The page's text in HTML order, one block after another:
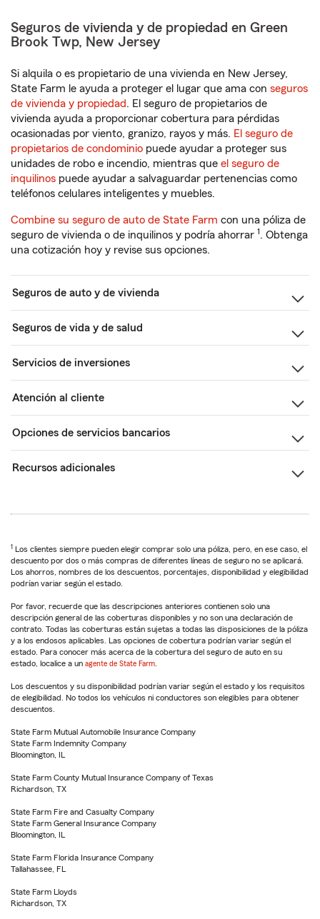
Seguros de vivienda y de propiedad en Green
Brook Twp, New Jersey
Si alquila o es propietario de una vivienda en New Jersey,
State Farm le ayuda a proteger el lugar que ama con seguros
de vivienda y propiedad. El seguro de propietarios de
vivienda ayuda a proporcionar cobertura para pérdidas
ocasionadas por viento, granizo, rayos y más. El seguro de
propietarios de condominio puede ayudar a proteger sus
unidades de robo e incendio, mientras que el seguro de
inquilinos puede ayudar a salvaguardar pertenencias como
teléfonos celulares inteligentes y muebles.
Combine su seguro de auto de State Farm con una póliza de
seguro de vivienda o de inquilinos y podría ahorrar 1. Obtenga
una cotización hoy y revise sus opciones.
Seguros de auto y de vivienda
Seguros de vida y de salud
Servicios de inversiones
Atención al cliente
Opciones de servicios bancarios
Recursos adicionales
1 Los clientes siempre pueden elegir comprar solo una póliza, pero, en ese caso, el
descuento por dos o más compras de diferentes líneas de seguro no se aplicará.
Los ahorros, nombres de los descuentos, porcentajes, disponibilidad y elegibilidad
podrían variar según el estado.
Por favor, recuerde que las descripciones anteriores contienen solo una
descripción general de las coberturas disponibles y no son una declaración de
contrato. Todas las coberturas están sujetas a todas las disposiciones de la póliza
y a los endosos aplicables. Las opciones de cobertura podrían variar según el
estado. Para conocer más acerca de la cobertura del seguro de auto en su
estado, localice a un agente de State Farm
Los descuentos y su disponibilidad podrían variar según el estado y los requisitos
de elegibilidad. No todos los vehículos ni conductores son elegibles para obtener
descuentos.
State Farm Mutual Automobile Insurance Company
State Farm Indemnity Company
Bloomington, IL
State Farm County Mutual Insurance Company of Texas
Richardson, TX
State Farm Fire and Casualty Company
State Farm General Insurance Company
Bloomington, IL
State Farm Florida Insurance Company
Tallahassee, FL
State Farm Lloyds
Richardson, TX